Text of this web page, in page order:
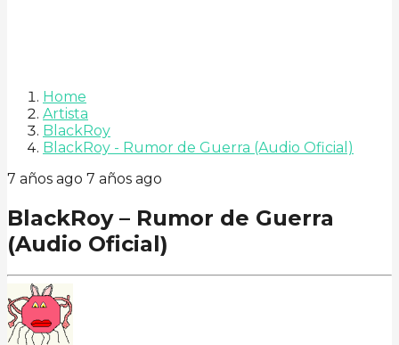
Home
Artista
BlackRoy
BlackRoy - Rumor de Guerra (Audio Oficial)
7 años ago 7 años ago
BlackRoy – Rumor de Guerra
(Audio Oficial)